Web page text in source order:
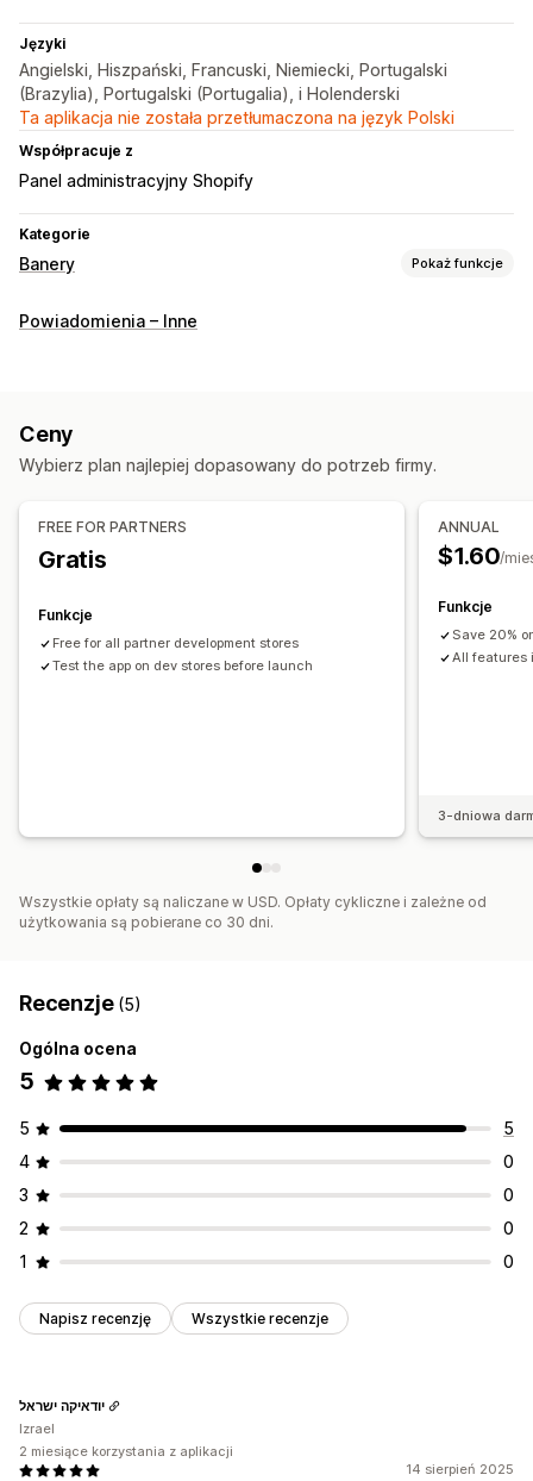
Języki
Angielski, Hiszpański, Francuski, Niemiecki, Portugalski
(Brazylia), Portugalski (Portugalia), i Holenderski
Ta aplikacja nie została przetłumaczona na język Polski
Współpracuje z
Panel administracyjny Shopify
Kategorie
Banery Pokaż funkcje
Typ banera
Dostosowanie
Linki i przyciski Tła
Wielojęzyczne
Targetowanie behawioralne
Powiadomienia – Inne
Ceny
Wybierz plan najlepiej dopasowany do potrzeb firmy.
FREE FOR PARTNERS
Gratis
Funkcje
Free for all partner development stores
Test the app on dev stores before launch
ANNUAL
$1.60/
Funkcje
Save 20%
All features
3-dniowa
Wszystkie opłaty są naliczane w USD. Opłaty cykliczne i zależne od
użytkowania są pobierane co 30 dni.
Recenzje (5)
Ogólna ocena
5
5
5
4
0
3
0
2
0
1
0
Napisz recenzję Wszystkie recenzje
14 sierpień 2025
יודאיקה ישראל
Izrael
2 miesiące korzystania z aplikacji